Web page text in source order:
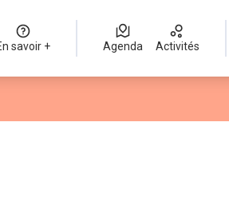
En savoir + Agenda Activités